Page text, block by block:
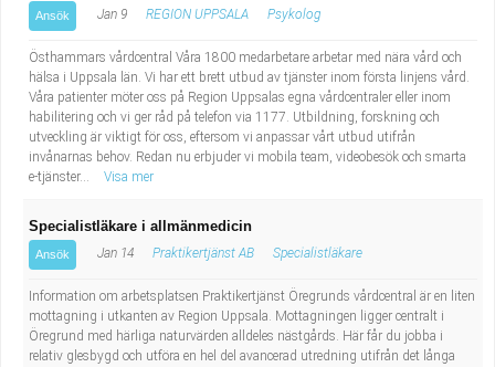
Ansök Jan 9 REGION UPPSALA Psykolog
Östhammars vårdcentral Våra 1800 medarbetare arbetar med nära vård och
hälsa i Uppsala län. Vi har ett brett utbud av tjänster inom första linjens vård.
Våra patienter möter oss på Region Uppsalas egna vårdcentraler eller inom
habilitering och vi ger råd på telefon via 1177. Utbildning, forskning och
utveckling är viktigt för oss, eftersom vi anpassar vårt utbud utifrån
invånarnas behov. Redan nu erbjuder vi mobila team, videobesök och smarta
e-tjänster...
Visa mer
Specialistläkare i allmänmedicin
Ansök Jan 14 Praktikertjänst AB Specialistläkare
Information om arbetsplatsen Praktikertjänst Öregrunds vårdcentral är en liten
mottagning i utkanten av Region Uppsala. Mottagningen ligger centralt i
Öregrund med härliga naturvärden alldeles nästgårds. Här får du jobba i
relativ glesbygd och utföra en hel del avancerad utredning utifrån det långa